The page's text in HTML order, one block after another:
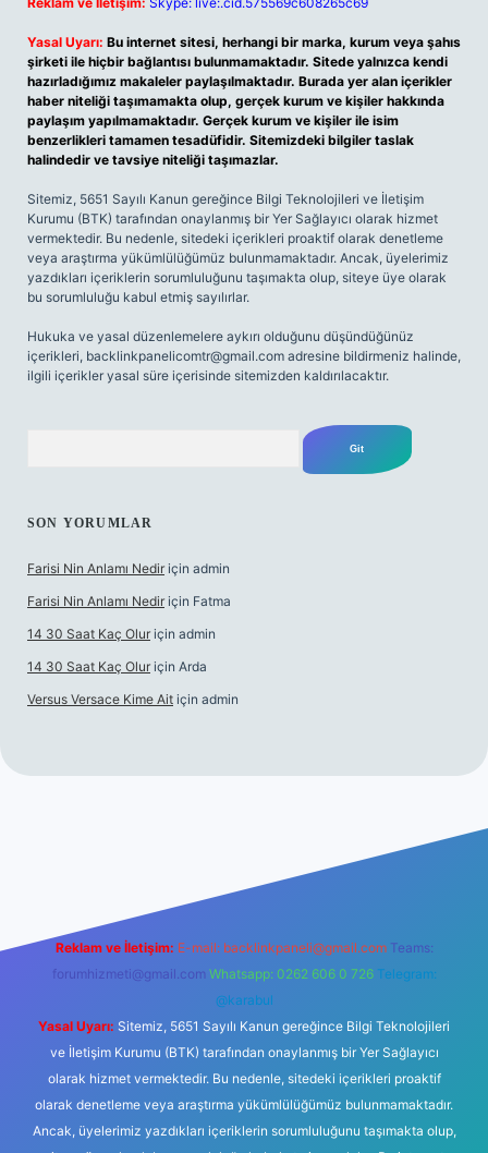
Yasal Uyarı: Bu internet sitesi, herhangi bir marka, kurum veya şahıs
şirketi ile hiçbir bağlantısı bulunmamaktadır. Sitede yalnızca kendi
hazırladığımız makaleler paylaşılmaktadır. Burada yer alan içerikler
haber niteliği taşımamakta olup, gerçek kurum ve kişiler hakkında
paylaşım yapılmamaktadır. Gerçek kurum ve kişiler ile isim
benzerlikleri tamamen tesadüfidir. Sitemizdeki bilgiler taslak
halindedir ve tavsiye niteliği taşımazlar.
Sitemiz, 5651 Sayılı Kanun gereğince Bilgi Teknolojileri ve İletişim
Kurumu (BTK) tarafından onaylanmış bir Yer Sağlayıcı olarak hizmet
vermektedir. Bu nedenle, sitedeki içerikleri proaktif olarak denetleme
veya araştırma yükümlülüğümüz bulunmamaktadır. Ancak, üyelerimiz
yazdıkları içeriklerin sorumluluğunu taşımakta olup, siteye üye olarak
bu sorumluluğu kabul etmiş sayılırlar.
Hukuka ve yasal düzenlemelere aykırı olduğunu düşündüğünüz
içerikleri, backlinkpanelicomtr@gmail.com adresine bildirmeniz halinde,
ilgili içerikler yasal süre içerisinde sitemizden kaldırılacaktır.
SON YORUMLAR
Farisi Nin Anlamı Nedir için admin
Farisi Nin Anlamı Nedir için Fatma
14 30 Saat Kaç Olur için admin
14 30 Saat Kaç Olur için Arda
Versus Versace Kime Ait için admin
Reklam ve İletişim: E-mail: backlinkpaneli@gmail.com Teams:
forumhizmeti@gmail.com Whatsapp: 0262 606 0 726 Telegram:
@karabul
Yasal Uyarı: Sitemiz, 5651 Sayılı Kanun gereğince Bilgi Teknolojileri
ve İletişim Kurumu (BTK) tarafından onaylanmış bir Yer Sağlayıcı
olarak hizmet vermektedir. Bu nedenle, sitedeki içerikleri proaktif
olarak denetleme veya araştırma yükümlülüğümüz bulunmamaktadır.
Ancak, üyelerimiz yazdıkları içeriklerin sorumluluğunu taşımakta olup,